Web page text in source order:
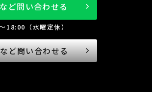
ど問い合わせる
18:00（水曜定休）
ど問い合わせる